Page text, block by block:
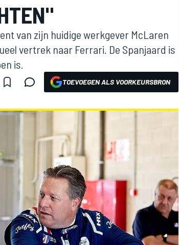
van zijn huidige werkgever McLaren
vertrek naar Ferrari. De Spanjaard is
is.
TOEVOEGEN ALS VOORKEURSBRON